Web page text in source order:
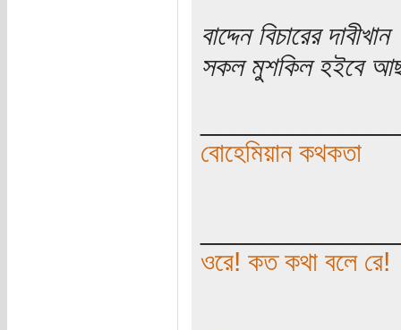
বাদ্দেন বিচারের দাবীখান
সকল মুশকিল হইবে
বোহেমিয়ান কথকতা
ওরে! কত কথা বলে রে!